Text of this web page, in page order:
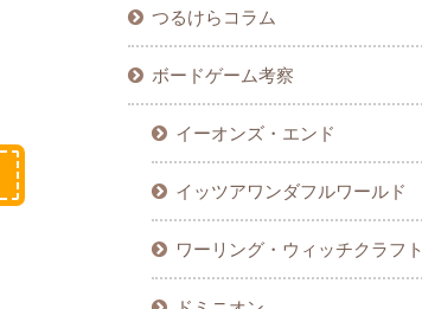
つるけらコラム
ボードゲーム考察
イーオンズ・エンド
イッツアワンダフルワールド
ワーリング・ウィッチクラフト